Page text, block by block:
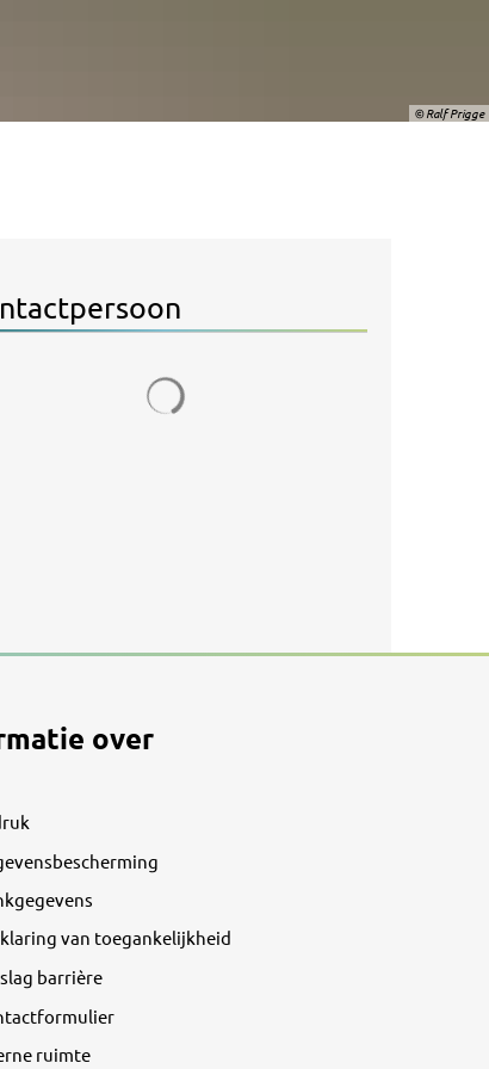
© Ralf Prigge
over
van toegankelijkheid
barrière
ruimte